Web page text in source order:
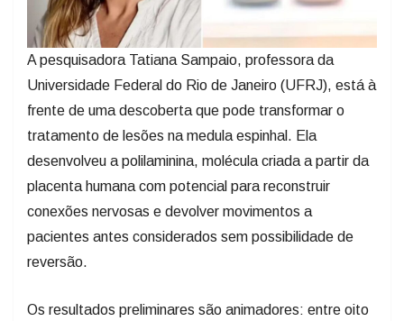
A pesquisadora Tatiana Sampaio, professora da
Universidade Federal do Rio de Janeiro (UFRJ), está à
frente de uma descoberta que pode transformar o
tratamento de lesões na medula espinhal. Ela
desenvolveu a polilaminina, molécula criada a partir da
placenta humana com potencial para reconstruir
conexões nervosas e devolver movimentos a
pacientes antes considerados sem possibilidade de
reversão.
Os resultados preliminares são animadores: entre oito